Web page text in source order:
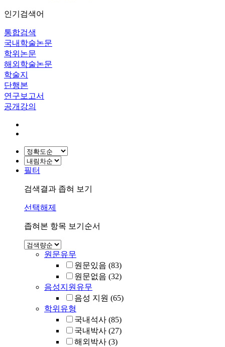
인기검색어
통합검색
국내학술논문
학위논문
해외학술논문
학술지
단행본
연구보고서
공개강의
필터
검색결과 좁혀 보기
선택해제
좁혀본 항목 보기순서
원문유무
원문있음 (83)
원문없음 (32)
음성지원유무
음성 지원 (65)
학위유형
국내석사 (85)
국내박사 (27)
해외박사 (3)